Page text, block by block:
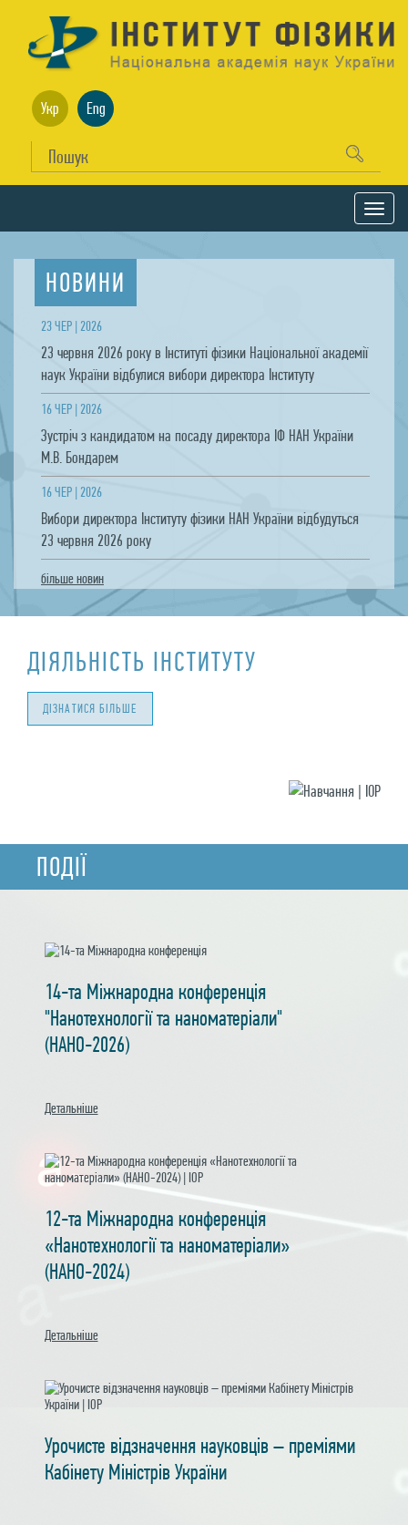
Укр Eng
НОВИНИ
23 ЧЕР | 2026
23 червня 2026 року в Інституті фізики Національної академії
наук України відбулися вибори директора Інституту
16 ЧЕР | 2026
Зустріч з кандидатом на посаду директора ІФ НАН України
М.В. Бондарем
16 ЧЕР | 2026
Вибори директора Інституту фізики НАН України відбудуться
23 червня 2026 року
бiльше новин
ДIЯЛЬНIСТЬ IНСТИТУТУ
ДIЗНАТИСЯ БIЛЬШЕ
ПОДIЇ
14-та Міжнародна конференція
"Нанотехнології та наноматеріали"
(НАНО-2026)
Детальнiше
12-та Міжнародна конференція
«Нанотехнології та наноматеріали»
(НАНО-2024)
Детальнiше
Урочисте відзначення науковців – преміями
Кабінету Міністрів України